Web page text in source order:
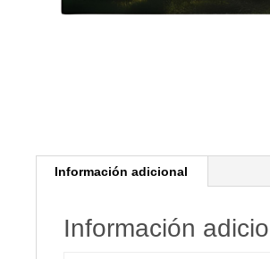
Información adicional
Información